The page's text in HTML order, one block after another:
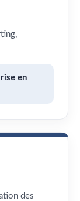
en
des